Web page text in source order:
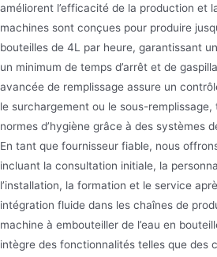
améliorent l’efficacité de la production et
machines sont conçues pour produire
bouteilles de 4L par heure, garantissant
un minimum de temps d’arrêt et de
avancée de remplissage assure un
le surchargement ou le sous-
normes d’hygiène grâce à des systèmes
En tant que fournisseur fiable, nous
incluant la consultation initiale, la
l’installation, la formation et le service
intégration fluide dans les chaînes de
machine à embouteiller de l’eau en
intègre des fonctionnalités telles que des